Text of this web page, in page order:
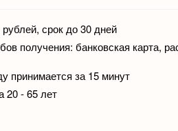
срок до 30 дней
получения: банковская карта,
принимается за 15 минут
20 - 65 лет